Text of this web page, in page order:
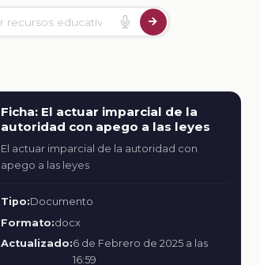
Ficha: El actuar imparcial de la
autoridad con apego a las leyes
El actuar imparcial de la autoridad con
apego a las leyes
Tipo:Documento
Formato:docx
Actualizado:6 de Febrero de 2025 a las
16:59